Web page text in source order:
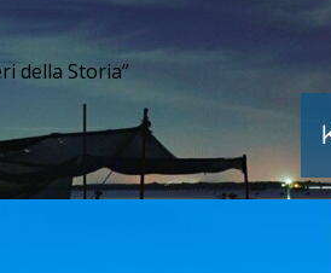
della Storia”